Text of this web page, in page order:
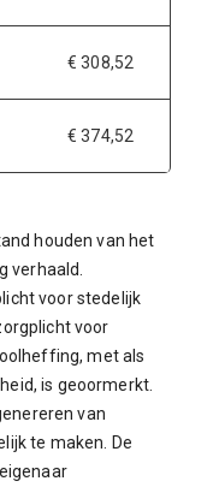
€ 308,52
€ 374,52
houden van het
verhaald.
voor stedelijk
voor
met als
is geoormerkt.
van
te maken. De